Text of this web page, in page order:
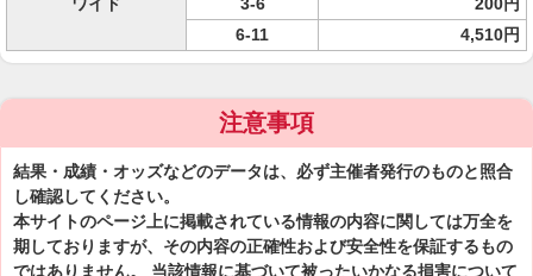
6-11
4,510円
注意事項
結果・成績・オッズなどのデータは、必ず主催者発行のものと照合
し確認してください。
本サイトのページ上に掲載されている情報の内容に関しては万全を
期しておりますが、その内容の正確性および安全性を保証するもの
ではありません。 当該情報に基づいて被ったいかなる損害について